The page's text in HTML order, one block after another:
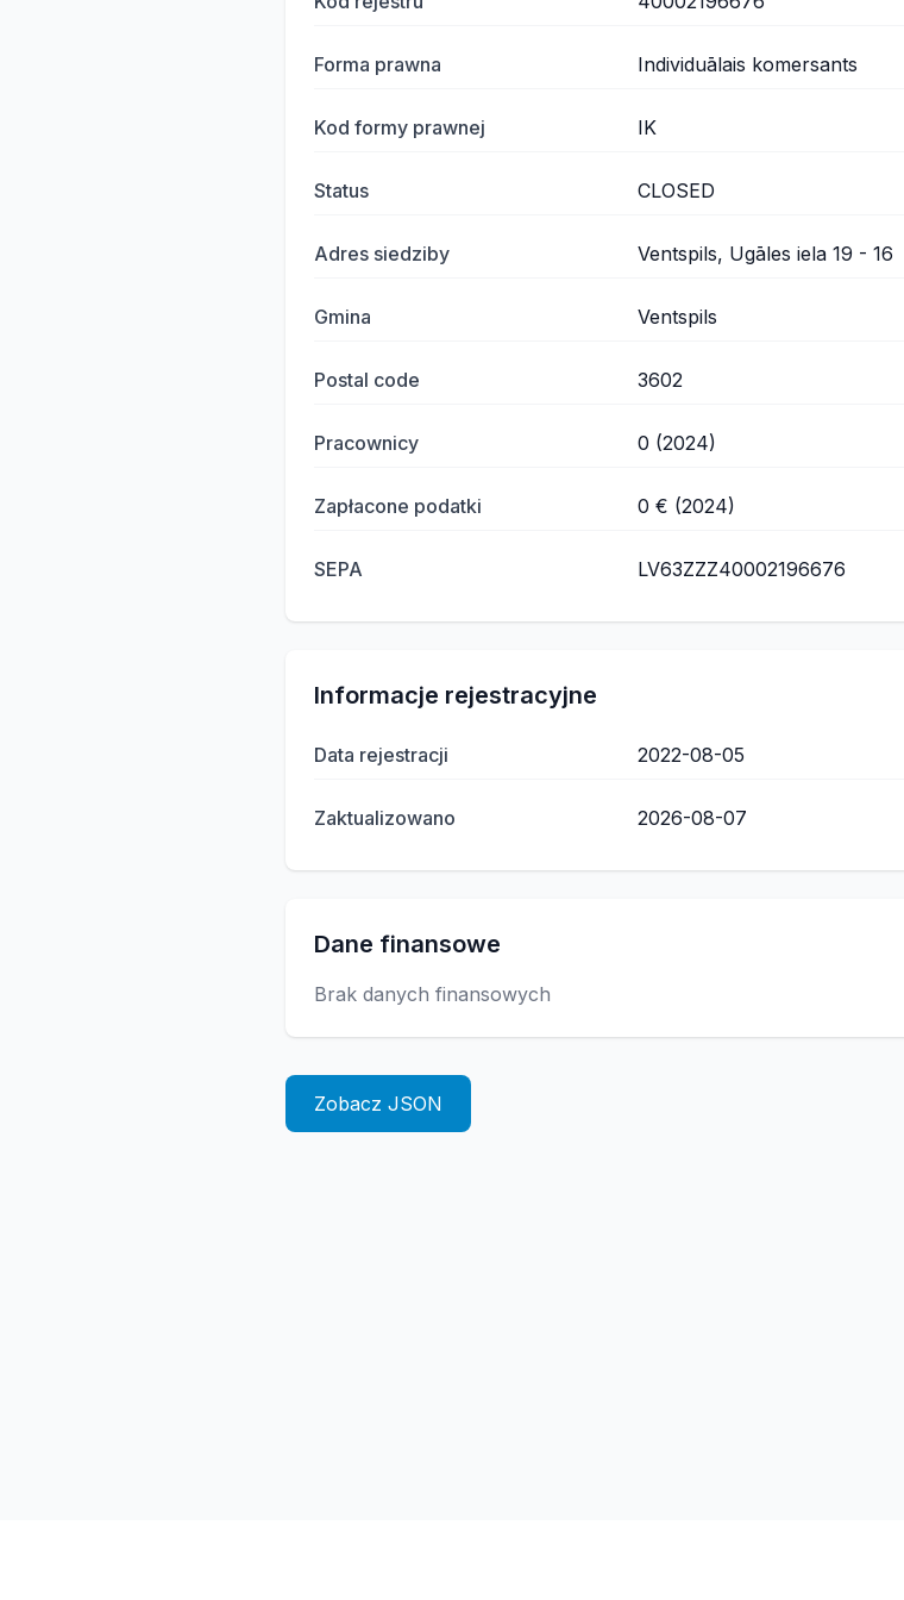
Forma prawna Individuālais komersants
Kod formy prawnej IK
Status CLOSED
Adres siedziby Ventspils, Ugāles iela 19 - 16
Gmina Ventspils
Postal code 3602
Pracownicy 0 (2024)
Zapłacone podatki 0 € (2024)
SEPA LV63ZZZ40002196676
Informacje rejestracyjne
Data rejestracji 2022-08-05
Zaktualizowano 2026-08-07
Dane finansowe
Brak danych finansowych
Zobacz JSON